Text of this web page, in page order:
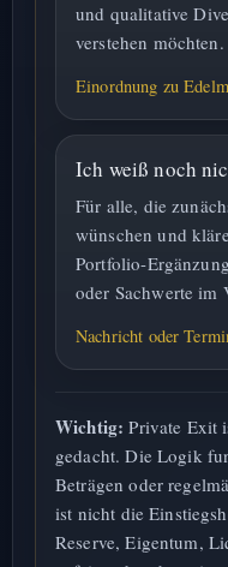
und qualitative
verstehen möchten.
Einordnung zu
Ich weiß noch
Für alle, die
wünschen und
Portfolio-
oder Sachwerte im
Nachricht oder
Wichtig: Private Exit
gedacht. Die Logik
Beträgen oder
ist nicht die
Reserve, Eigentum,